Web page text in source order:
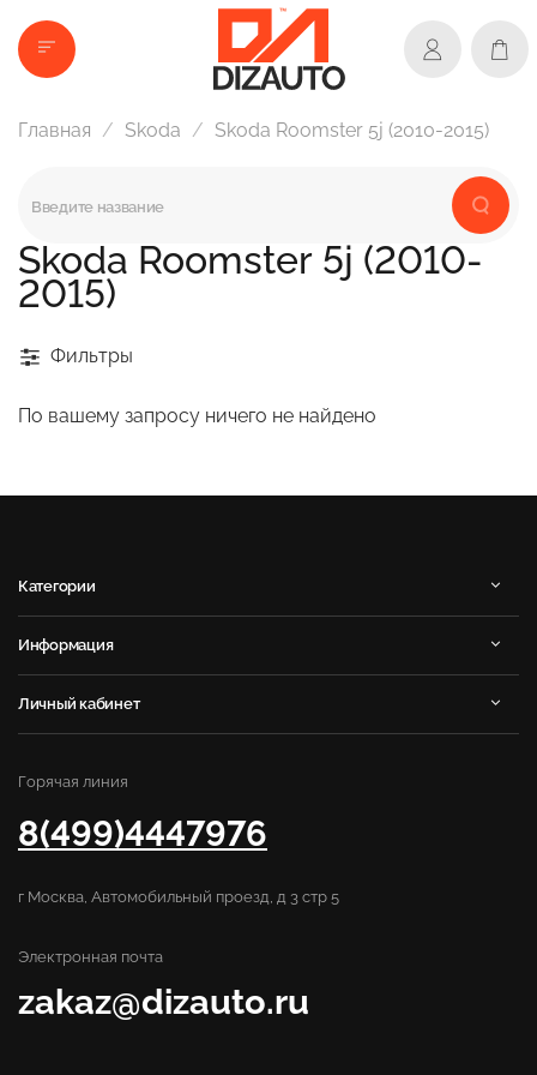
Главная Skoda Skoda Roomster 5j (2010-2015)
Skoda Roomster 5j (2010-
2015)
Фильтры
По вашему запросу ничего не найдено
Категории
Информация
Личный кабинет
Горячая линия
8(499)4447976
г Москва, Автомобильный проезд, д 3 стр 5
Электронная почта
zakaz@dizauto.ru